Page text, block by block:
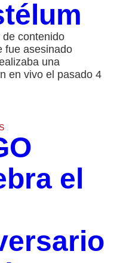
de contenido
fue asesinado
una
en vivo el pasado 4
el